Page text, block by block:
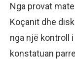
Nga provat
Koçanit dhe
nga një kontroll
konstatuan